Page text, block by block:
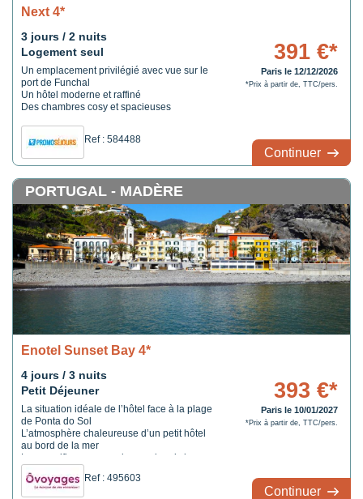
Next 4*
3 jours / 2 nuits
Logement seul
Un emplacement privilégié avec vue sur le
port de Funchal
Un hôtel moderne et raffiné
Des chambres cosy et spacieuses
Ref : 584488
391 €*
Paris le 12/12/2026
*Prix à partir de, TTC/pers.
Continuer
PORTUGAL - MADÈRE
Enotel Sunset Bay 4*
4 jours / 3 nuits
Petit Déjeuner
La situation idéale de l’hôtel face à la plage
de Ponta do Sol
L’atmosphère chaleureuse d’un petit hôtel
au bord de la mer
La magnifique vue sur la mer depuis les
chambres de l’hôtel
Ref : 495603
393 €*
Paris le 10/01/2027
*Prix à partir de, TTC/pers.
Continuer